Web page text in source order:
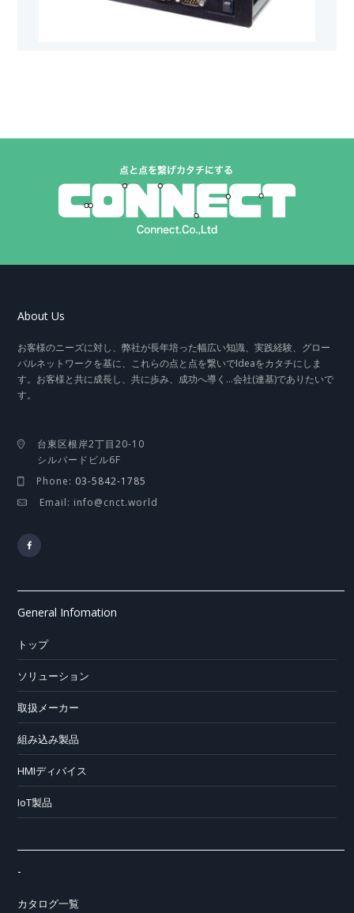
About Us
お客様のニーズに対し、弊社が長年培った幅広い知識、実践経験、グロー
バルネットワークを基に、これらの点と点を繋いでIdeaをカタチにしま
す。お客様と共に成長し、共に歩み、成功へ導く…会社(連基)でありたいで
す。
台東区根岸2丁目20-10
シルバードビル6F
Phone: 03-5842-1785
Email: info@cnct.world
General Infomation
トップ
ソリューション
取扱メーカー
組み込み製品
HMIディバイス
IoT製品
-
カタログ一覧